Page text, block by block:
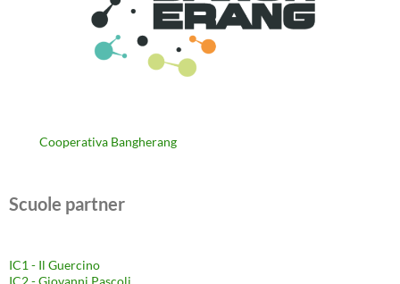
Cooperativa Bangherang
Scuole partner
IC1 - Il Guercino